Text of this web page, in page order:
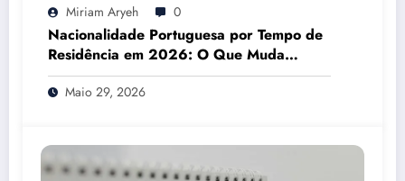
Miriam Aryeh 0
Nacionalidade Portuguesa por Tempo de
Residência em 2026: O Que Muda
Mesmo
Maio 29, 2026